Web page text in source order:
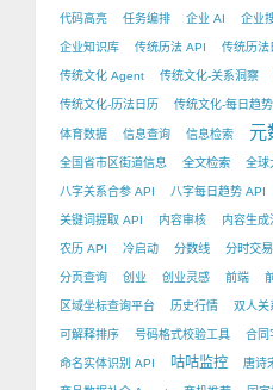
代码高亮 任务编排 企业 AI 企业
企业知识库 传统历法 API 传统历法
传统文化 Agent 传统文化-关系洞察
传统文化-历法日历 传统文化-每日趋势
体育数据 信息查询 信息检索 元
全国省市区街道信息 全文检索 全球
八字关系合参 API 八字每日趋势 API
关键词提取 API 内容审核 内容生成
农历 API 冷启动 分数线 分时交易
分页查询 创业 创业灵感 前端
区域坐标查询平台 历史行情 双人关
可解释排序 号码格式校验工具 合同
命名实体识别 API 咕咕监控 唐诗